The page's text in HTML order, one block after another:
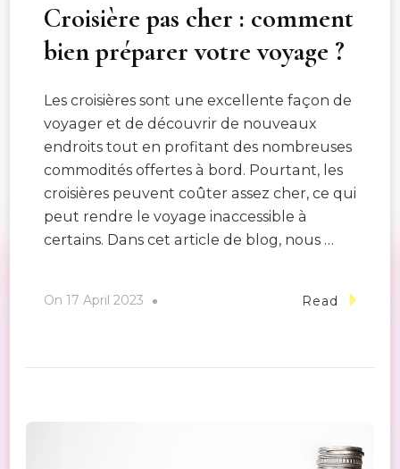
Croisière pas cher : comment
bien préparer votre voyage ?
Les croisières sont une excellente façon de
voyager et de découvrir de nouveaux
endroits tout en profitant des nombreuses
commodités offertes à bord. Pourtant, les
croisières peuvent coûter assez cher, ce qui
peut rendre le voyage inaccessible à
certains. Dans cet article de blog, nous …
On 17 April 2023 Read